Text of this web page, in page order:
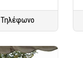
Βάρκιζα
Τηλέφωνο